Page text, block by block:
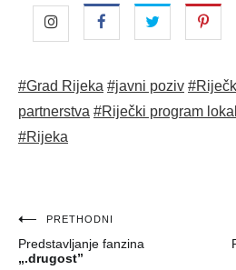
#Grad Rijeka #javni poziv
partnerstva #Riječki program
#Rijeka
Navigacija
objava
PRETHODNI
Predstavljanje fanzina
„.drugost”